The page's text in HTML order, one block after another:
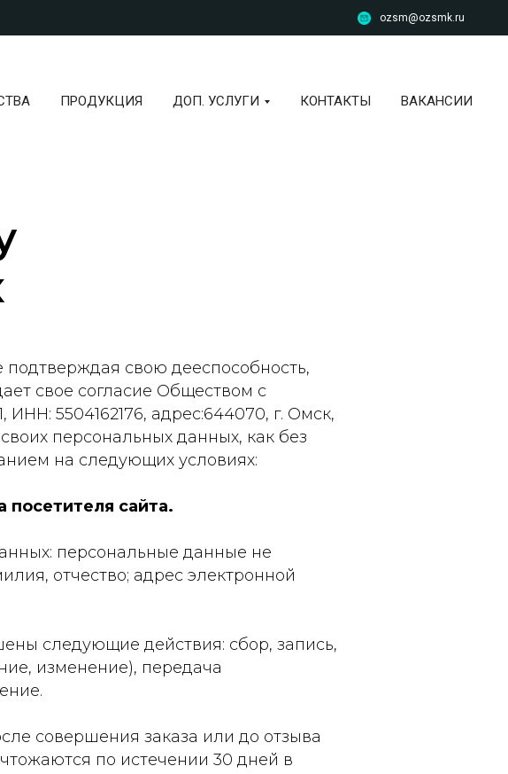
ozsm@ozsmk.ru
ПРОДУКЦИЯ ДОП. УСЛУГИ КОНТАКТЫ ВАКАНСИИ
подтверждая свою дееспособность,
свое согласие Обществом с
ИНН: 5504162176, адрес:644070, г. Омск,
персональных данных, как без
на следующих условиях:
посетителя сайта.
персональные данные не
отчество; адрес электронной
следующие действия: сбор, запись,
изменение), передача
совершения заказа или до отзыва
по истечении 30 дней в